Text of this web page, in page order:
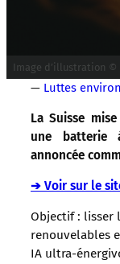
Image d’illustration ©
— Luttes
La Suisse
une batterie
annoncée
➔ Voir sur le
Objectif : lisser
renouvelables
IA ultra-